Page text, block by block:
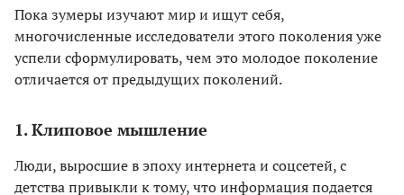
Пока зумеры изучают мир и ищут себя,
многочисленные исследователи этого поколения уже
успели сформулировать, чем это молодое поколение
отличается от предыдущих поколений.
1. Клиповое мышление
Люди, выросшие в эпоху интернета и соцсетей, с
детства привыкли к тому, что информация подается